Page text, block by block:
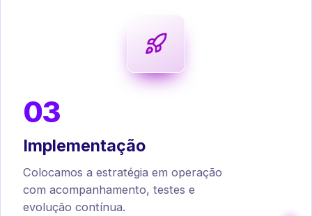
03
Implementação
Colocamos a estratégia em operação
com acompanhamento, testes e
evolução contínua.